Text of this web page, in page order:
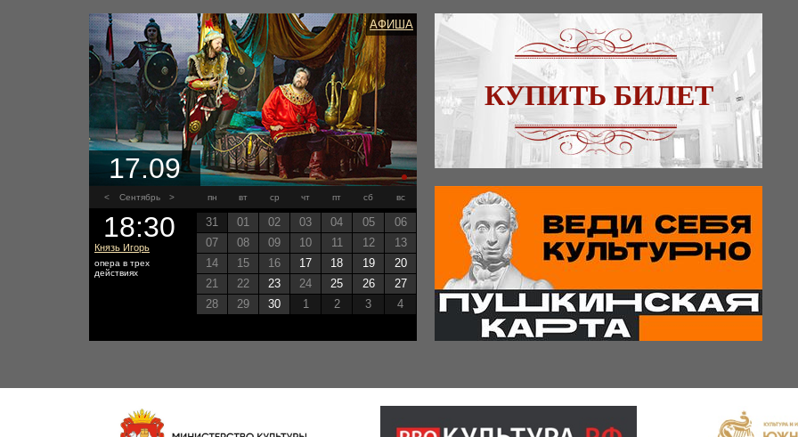
АФИША
< Сентябрь > пн вт ср чт пт сб вс
31 01 02 03 04 05
06
07
08 09 10 11 12
13
14
15 16 17 18 19
20
21
22 23 24 25 26
27
28
29 30 1 2 3 4
17.09
18:30
Князь Игорь
опера в трех
действиях
КУПИТЬ БИЛЕТ